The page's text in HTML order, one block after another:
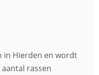
in Hierden en wordt
rassen